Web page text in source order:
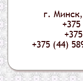
г.
+375 (44)